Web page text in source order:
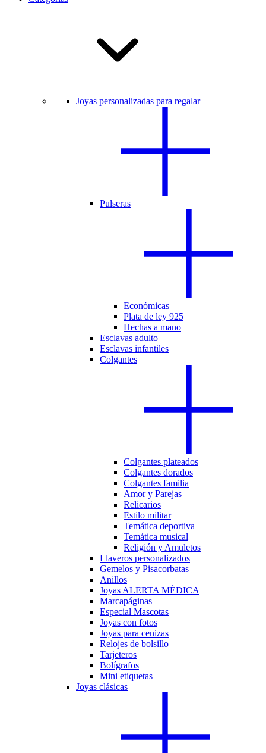
Joyas personalizadas para regalar
Pulseras
Económicas
Plata de ley 925
Hechas a mano
Esclavas adulto
Esclavas infantiles
Colgantes
Colgantes plateados
Colgantes dorados
Colgantes familia
Amor y Parejas
Relicarios
Estilo militar
Temática deportiva
Temática musical
Religión y Amuletos
Llaveros personalizados
Gemelos y Pisacorbatas
Anillos
Joyas ALERTA MÉDICA
Marcapáginas
Especial Mascotas
Joyas con fotos
Joyas para cenizas
Relojes de bolsillo
Tarjeteros
Bolígrafos
Mini etiquetas
Joyas clásicas